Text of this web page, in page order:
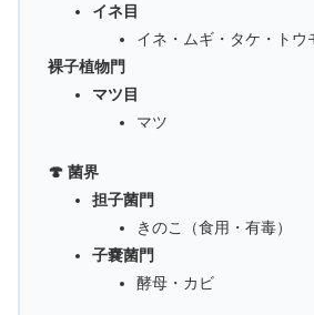
イネ目
イネ・ムギ・タケ・トウ
裸子植物門
マツ目
マツ
🍄 菌界
担子菌門
きのこ（食用・有毒）
子嚢菌門
酵母・カビ